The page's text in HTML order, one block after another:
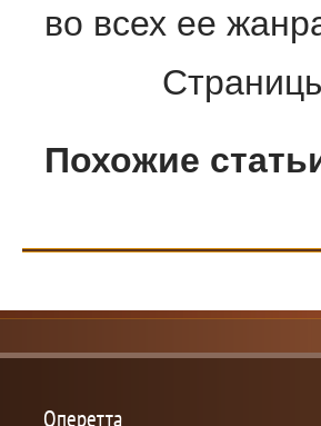
во всех ее
Похожие
Оперетта